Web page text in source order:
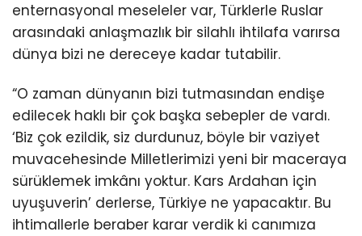
enternasyonal meseleler var, Türklerle Ruslar
arasındaki anlaşmazlık bir silahlı ihtilafa varırsa
dünya bizi ne dereceye kadar tutabilir.
“O zaman dünyanın bizi tutmasından endişe
edilecek haklı bir çok başka sebepler de vardı.
‘Biz çok ezildik, siz durdunuz, böyle bir vaziyet
muvacehesinde Milletlerimizi yeni bir maceraya
sürüklemek imkânı yoktur. Kars Ardahan için
uyuşuverin’ derlerse, Türkiye ne yapacaktır. Bu
ihtimallerle beraber karar verdik ki canımıza